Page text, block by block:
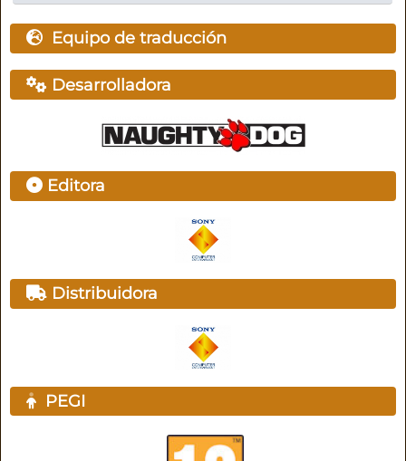
Equipo de traducción
Desarrolladora
Editora
Distribuidora
PEGI